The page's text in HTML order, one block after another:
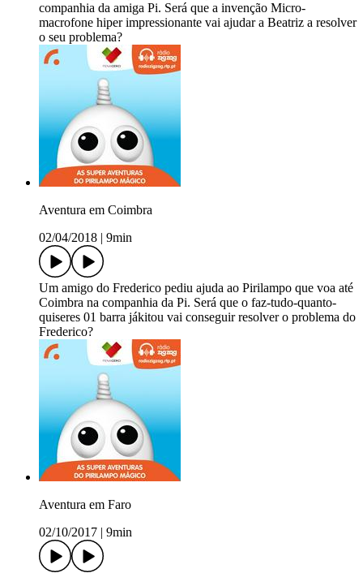
companhia da amiga Pi. Será que a invenção Micro-
macrofone hiper impressionante vai ajudar a Beatriz a resolver
o seu problema?
Aventura em Coimbra
02/04/2018
9min
Um amigo do Frederico pediu ajuda ao Pirilampo que voa até
Coimbra na companhia da Pi. Será que o faz-tudo-quanto-
quiseres 01 barra jákitou vai conseguir resolver o problema do
Frederico?
Aventura em Faro
02/10/2017
9min